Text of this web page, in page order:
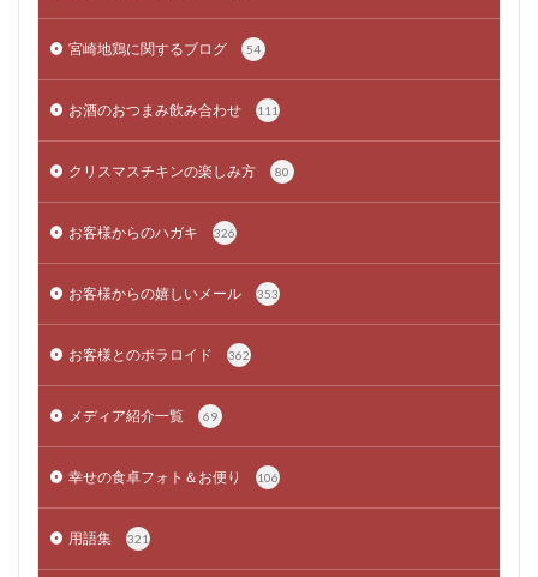
宮崎地鶏に関するブログ 54
お酒のおつまみ飲み合わせ 111
クリスマスチキンの楽しみ方 80
お客様からのハガキ 326
お客様からの嬉しいメール 353
お客様とのポラロイド 362
メディア紹介一覧 69
幸せの食卓フォト＆お便り 106
用語集 321